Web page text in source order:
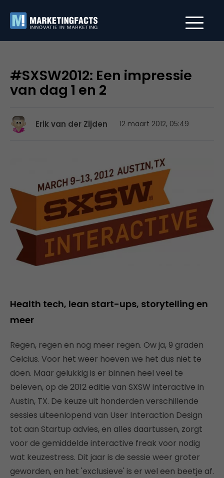
#SXSW2012: Een impressie
van dag 1 en 2
Erik van der Zijden 12 maart 2012, 05:49
Health tech, lean start-ups, storytelling en
meer
Regen, regen en nog meer regen. Ow ja, 9 graden
Celcius. Voor het weer hoeven we het dus niet te
doen. Maar gelukkig is er binnen heel veel te
beleven, op de 2012 editie van SXSW interactive in
Austin, TX. De keuze uit honderden verschillende
sessies uiteenlopend van User Interaction Design
tot aan Startup advies, en alles daartussen, zorgt
voor de gemiddelde interactive freak voor nodig
wat keuzestress. Dit jaar is de sessie weer groter
geworden, en het 'exclusieve' is er wel een beetje af.